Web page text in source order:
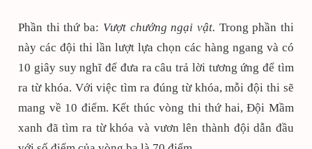
Phần thi thứ ba: Vượt chướng ngại vật. Trong phần thi
này các đội thi lần lượt lựa chọn các hàng ngang và có
10 giây suy nghĩ để đưa ra câu trả lời tương ứng để tìm
ra từ khóa. Với việc tìm ra đúng từ khóa, mỗi đội thi sẽ
mang về 10 điểm. Kết thúc vòng thi thứ hai, Đội Mầm
xanh đã tìm ra từ khóa và vươn lên thành đội dẫn đầu